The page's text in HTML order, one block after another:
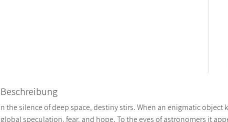
Beschreibung
n the silence of deep space, destiny stirs. When an enigmatic
global speculation, fear, and hope. To the eyes of astronomers it